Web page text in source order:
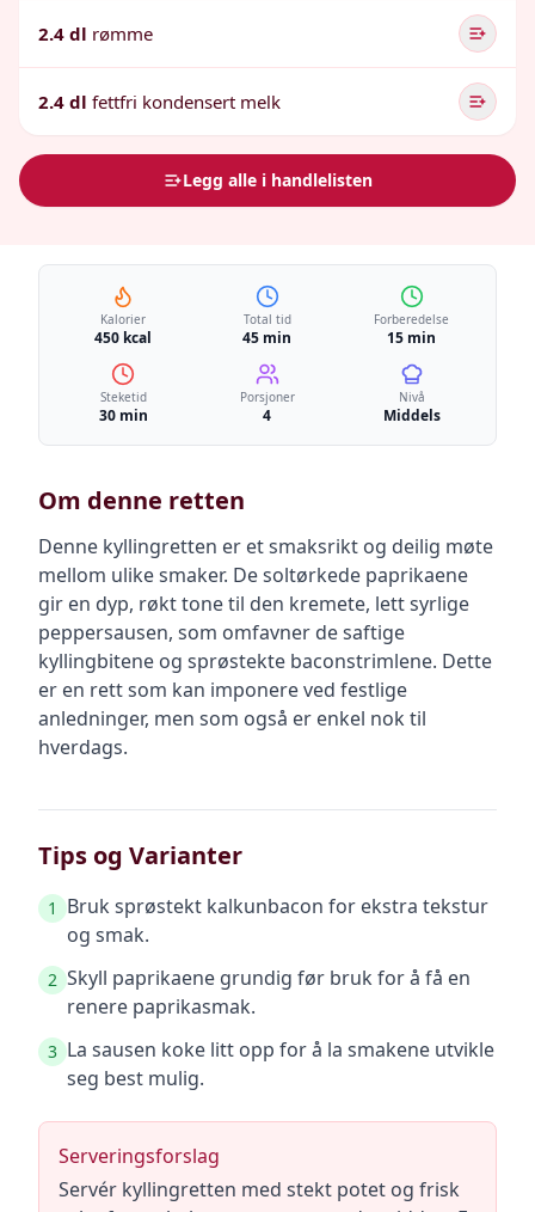
2.4 dl rømme
2.4 dl fettfri kondensert melk
Legg alle i handlelisten
Kalorier
450 kcal
Total tid
45 min
Forberedelse
15 min
Steketid
30 min
Porsjoner
4
Nivå
Middels
Om denne retten
Denne kyllingretten er et smaksrikt og deilig møte
mellom ulike smaker. De soltørkede paprikaene
gir en dyp, røkt tone til den kremete, lett syrlige
peppersausen, som omfavner de saftige
kyllingbitene og sprøstekte baconstrimlene. Dette
er en rett som kan imponere ved festlige
anledninger, men som også er enkel nok til
hverdags.
Tips og Varianter
1
Bruk sprøstekt kalkunbacon for ekstra tekstur
og smak.
2 Skyll paprikaene grundig før bruk for å få en
renere paprikasmak.
3 La sausen koke litt opp for å la smakene utvikle
seg best mulig.
Serveringsforslag
Servér kyllingretten med stekt potet og frisk